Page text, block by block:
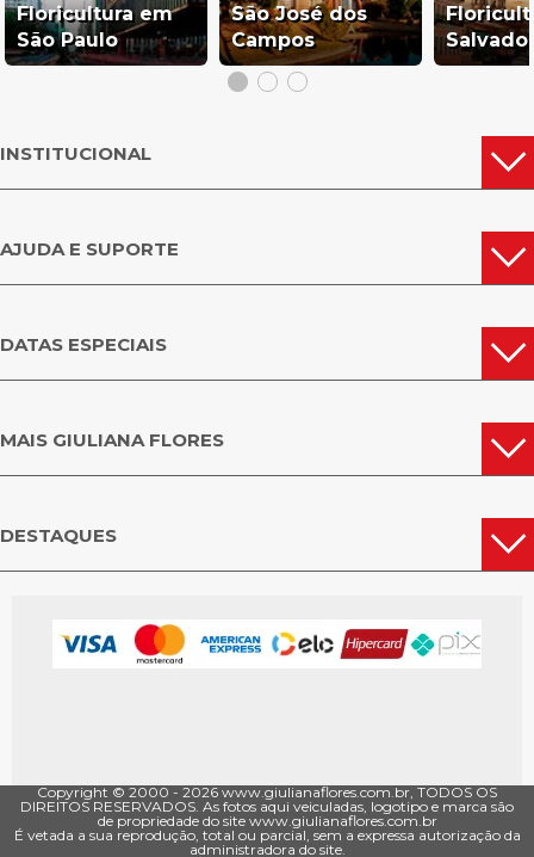
Floricultura em
São Paulo
São José dos
Campos
INSTITUCIONAL
AJUDA E SUPORTE
DATAS ESPECIAIS
MAIS GIULIANA FLORES
DESTAQUES
Copyright © 2000 - ­2026 www.giulianaflores.com.br, TODOS OS
DIREITOS RESERVADOS. As fotos aqui veiculadas, logotipo e marca são
de propriedade do site www.giulianaflores.com.br
É vetada a sua reprodução, total ou parcial, sem a expressa autorização da
administradora do site.